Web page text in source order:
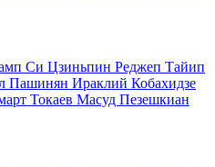
Си Цзиньпин Реджеп Тайип
Пашинян Ираклий Кобахидзе
Токаев Масуд Пезешкиан